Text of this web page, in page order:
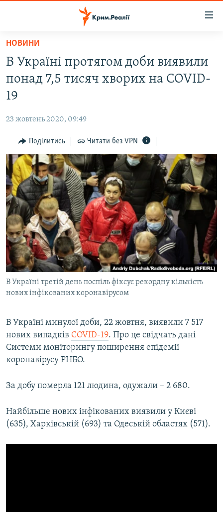
Перейти
основного
матеріалу
Перейти
до
основної
Перейти
до
пошуку
ВОДА.КРИМ
ВІДЕО ТА ФОТО
БЛОГИ
ПОГЛЯД
ІНТЕРВ'Ю
ВСЕ ЗА ДЕНЬ
СПЕЦПРОЕКТИ
ДЕПОРТАЦІЯ
ВІДЕОУРОКИ «ELIFBE»
СВІДЧЕННЯ ОКУПАЦІЇ
УКРАЇНСЬКА ПРОБЛЕМА КРИМУ
ІНФОГРАФІКА
ЯК ОБІЙТИ БЛОКУВАННЯ
Русский
Qırımtatar
ДОЛУЧАЙСЯ!
Усі сайти RFE/RL
НОВИНИ
В Україні протягом доби виявили
понад 7,5 тисяч хворих на COVID-
19
23 жовтень 2020, 09:49
Поділитись Читати без VPN
В Україні третій день поспіль фіксує рекордну кількість
нових інфікованих коронавірусом
В Україні минулої доби, 22 жовтня, виявили 7 517
нових випадків COVID-19. Про це свідчать дані
Системи моніторингу поширення епідемії
коронавірусу РНБО.
За добу померла 121 людина, одужали – 2 680.
Найбільше нових інфікованих виявили у Києві
(635), Харківській (693) та Одеській областях (571).